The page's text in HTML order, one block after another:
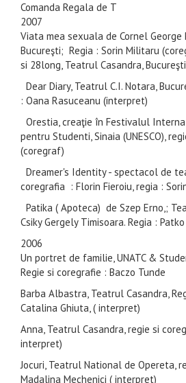
Comanda Regala de T
2007
Viata mea sexuala de Cornel
Bucureşti; Regia : Sorin Militaru
si 28long, Teatrul Casandra,
Dear Diary, Teatrul C.I. Notara,
: Oana Rasuceanu (interpret)
Orestia, creaţie în Festivalul
pentru Studenti, Sinaia (UNESCO),
(coregraf)
Dreamer's Identity - spectacol de
coregrafia : Florin Fieroiu, regia :
Patika ( Apoteca) de Szep Erno,;
Csiky Gergely Timisoara. Regia :
2006
Un portret de familie, UNATC &
Regie si coregrafie : Baczo Tunde
Barba Albastra, Teatrul Casandra,
Catalina Ghiuta, ( interpret)
Anna, Teatrul Casandra, regie si
interpret)
Jocuri, Teatrul National de Opereta,
Madalina Mechenici ( interpret)